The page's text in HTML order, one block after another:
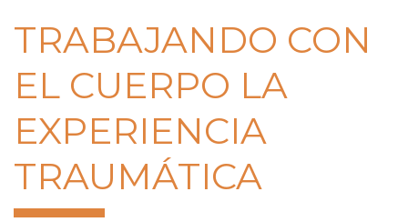
TRABAJANDO CON
EL CUERPO LA
EXPERIENCIA
TRAUMÁTICA